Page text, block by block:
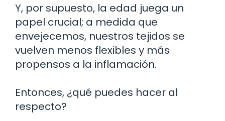
Y, por supuesto, la edad juega un
papel crucial; a medida que
envejecemos, nuestros tejidos se
vuelven menos flexibles y más
propensos a la inflamación.
Entonces, ¿qué puedes hacer al
respecto?